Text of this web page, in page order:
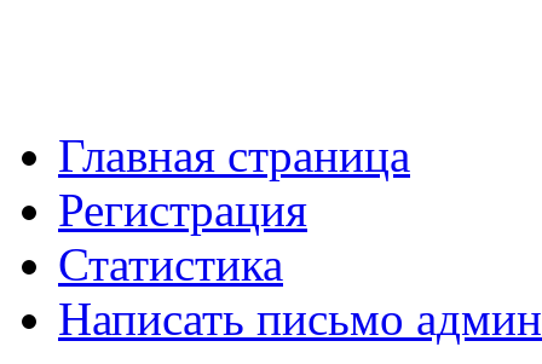
Главная страница
Регистрация
Статистика
Написать письмо